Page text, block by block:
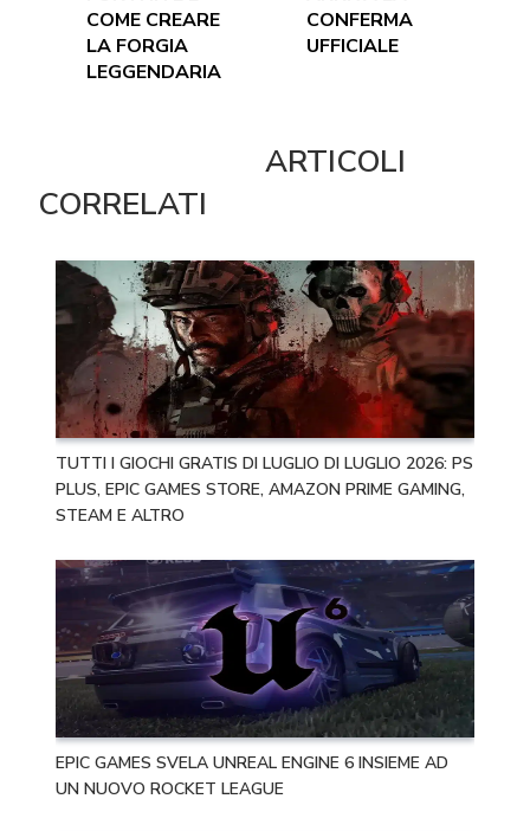
COME CREARE
LA FORGIA
LEGGENDARIA
CONFERMA
UFFICIALE
ARTICOLI
CORRELATI
TUTTI I GIOCHI GRATIS DI LUGLIO DI LUGLIO 2026: PS
PLUS, EPIC GAMES STORE, AMAZON PRIME GAMING,
STEAM E ALTRO
EPIC GAMES SVELA UNREAL ENGINE 6 INSIEME AD
UN NUOVO ROCKET LEAGUE